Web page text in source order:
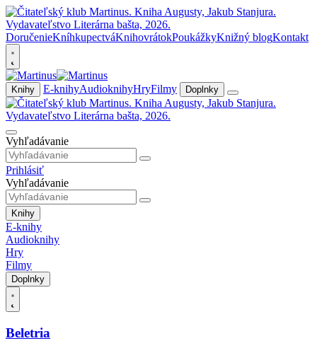
DoručenieKníhkupectváKnihovrátokPoukážkyKnižný blogKontakt
Knihy E-knihyAudioknihyHryFilmy Doplnky
Vyhľadávanie
Prihlásiť
Vyhľadávanie
Knihy
E-knihy
Audioknihy
Hry
Filmy
Doplnky
Beletria